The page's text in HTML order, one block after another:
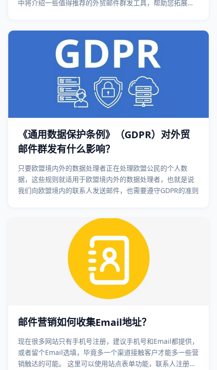
中将介绍一些值得推荐的外贸邮件群发工具，帮助您拓展业
《通用数据保护条例》（GDPR）对外贸
邮件群发有什么影响？
只要欧盟境内外的数据处理者正在处理欧盟公民的个人数
据，这些规则就适用于欧盟境内外的数据处理者，也就是说
我们向欧盟境内的联系人发送邮件，也需要遵守GDPR的准则
邮件营销如何收集Email地址？
现在很多网站只有手机号注册，建议手机号和Email都提供，
或者留个Email选填，毕竟多一个渠道接触客户才能多一些营
销触达的可能。 这里可以使用站点表单功能，联系人注册